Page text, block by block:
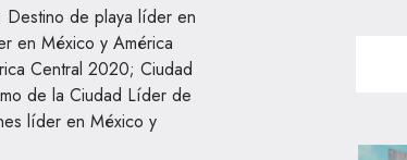
Destino de playa líder en
en México y América
Central 2020; Ciudad
de la Ciudad Líder de
líder en México y